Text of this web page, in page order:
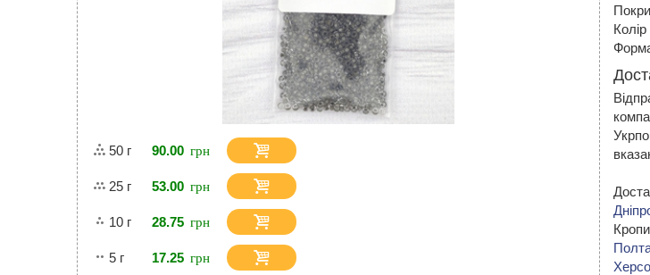
50 г 90.00
25 г 53.00
10 г 28.75
5 г 17.25